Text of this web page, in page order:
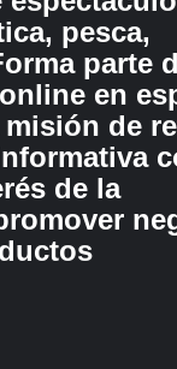
pesca,
parte
en
de
de la